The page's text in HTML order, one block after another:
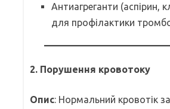
Антиагреганти (аспірин,
для профілактики
2. Порушення кровотоку
Опис: Нормальний кровотік